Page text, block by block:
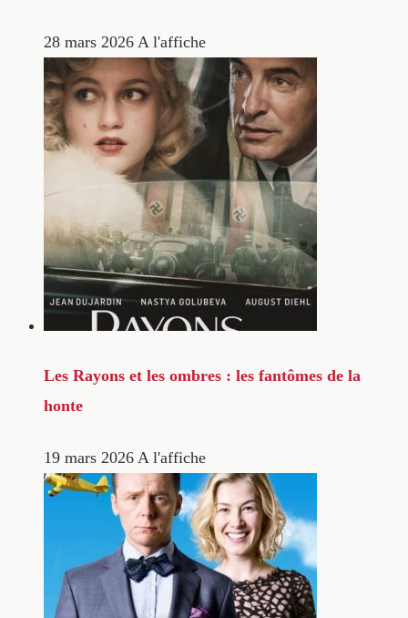
28 mars 2026 A l'affiche
Les Rayons et les ombres : les fantômes de la
honte
19 mars 2026 A l'affiche